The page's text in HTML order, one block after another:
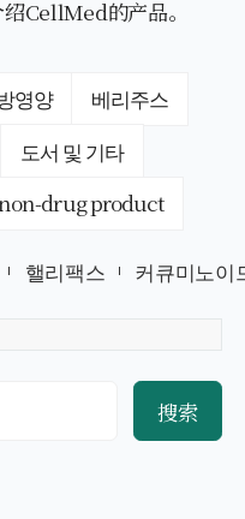
CellMed的产品。
영양
베리주스
도서 및 기타
drug product
핼리팩스 커큐미노이
搜索